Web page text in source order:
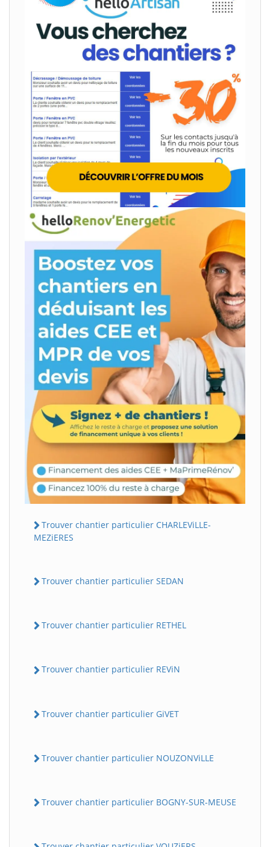
Trouver chantier particulier CHARLEViLLE-
MEZiERES
Trouver chantier particulier SEDAN
Trouver chantier particulier RETHEL
Trouver chantier particulier REViN
Trouver chantier particulier GiVET
Trouver chantier particulier NOUZONViLLE
Trouver chantier particulier BOGNY-SUR-MEUSE